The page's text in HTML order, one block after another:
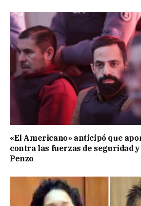
«El Americano» anticipó que
contra las fuerzas de seguridad
Penzo